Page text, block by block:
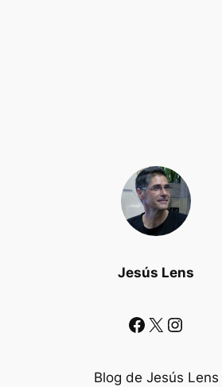
Jesús Lens
Facebook X Instagram
Blog de Jesús Lens